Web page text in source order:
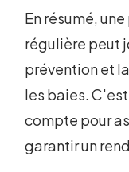
En résumé,
régulière peut
prévention et
les baies.
compte pour
garantir un